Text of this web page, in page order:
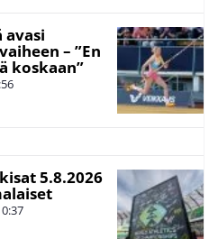
avasi
– ”En
koskaan”
5.8.2026